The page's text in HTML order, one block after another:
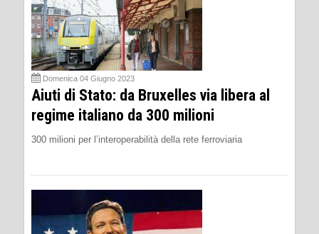
Domenica 04 Giugno 2023
Aiuti di Stato: da Bruxelles via libera al
regime italiano da 300 milioni
300 milioni per l’interoperabilità della rete ferroviaria